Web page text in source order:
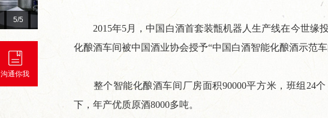
1/5
沟通你我
2015年5月，中国白酒首套装甑机器人生产线在今世缘
化酿酒车间被中国酒业协会授予“中国白酒智能化酿酒示范车
整个智能化酿酒车间厂房面积90000平方米，班组24个
下，年产优质原酒8000多吨。